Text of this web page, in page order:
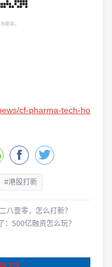
cf-pharma-tech-ho
#港股打新
八壹零，怎么打新？
：500亿融资怎么玩？